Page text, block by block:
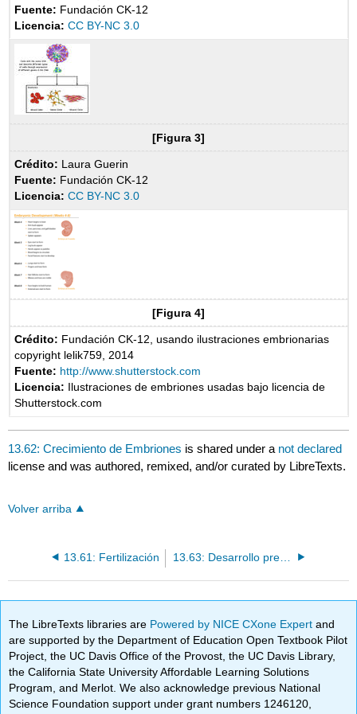
Fuente: Fundación CK-12
Licencia: CC BY-NC 3.0
[Figura 3]
Crédito: Laura Guerin
Fuente: Fundación CK-12
Licencia: CC BY-NC 3.0
[Figura 4]
Crédito: Fundación CK-12, usando ilustraciones embrionarias
copyright lelik759, 2014
Fuente: http://www.shutterstock.com
Licencia: Ilustraciones de embriones usadas bajo licencia de
Shutterstock.com
13.62: Crecimiento de Embriones is shared under a not declared
license and was authored, remixed, and/or curated by LibreTexts.
Volver arriba
13.61: Fertilización
The LibreTexts libraries are Powered by NICE CXone Expertand
are supported by the Department of Education Open Textbook Pilot
Project, the UC Davis Office of the Provost, the UC Davis Library,
the California State University Affordable Learning Solutions
Program, and Merlot. We also acknowledge previous National
Science Foundation support under grant numbers 1246120,